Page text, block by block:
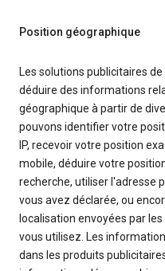
Position géographique
Les solutions publicitaires
déduire des informations
géographique à partir de
pouvons identifier votre
IP, recevoir votre position
mobile, déduire votre
recherche, utiliser l'adresse
vous avez déclarée, ou
localisation envoyées par
vous utilisez. Les
dans les produits